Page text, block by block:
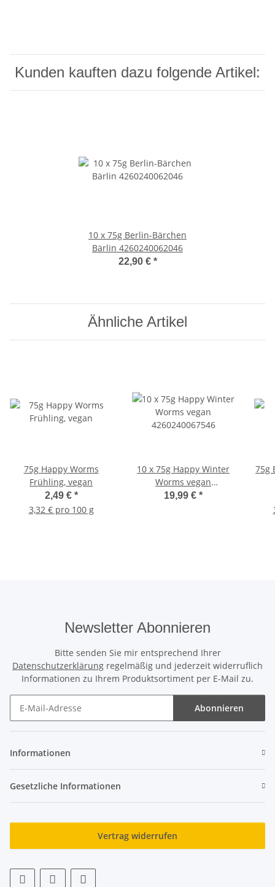
Kunden kauften dazu folgende Artikel:
10 x 75g Berlin-Bärchen
Bärlin 4260240062046
22,90 € *
Ähnliche Artikel
75g Happy Worms
Frühling, vegan
2,49 € *
3,32 € pro 100 g
10 x 75g Happy Winter
Worms vegan
4260240067546
19,99 € *
75g
Newsletter Abonnieren
Bitte senden Sie mir entsprechend Ihrer
Datenschutzerklärung regelmäßig und jederzeit widerruflich
Informationen zu Ihrem Produktsortiment per E-Mail zu.
Abonnieren
Informationen
Gesetzliche Informationen
Vertrag widerrufen